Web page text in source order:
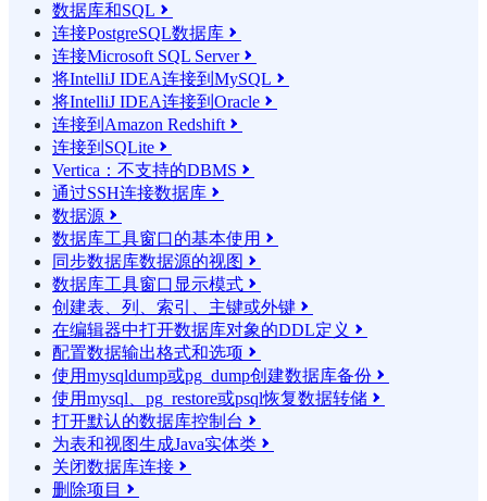
数据库和SQL 
连接PostgreSQL数据库 
连接Microsoft SQL Server
将IntelliJ IDEA连接到MySQL 
将IntelliJ IDEA连接到Oracle 
连接到Amazon Redshift 
连接到SQLite 
Vertica：不支持的DBMS 
通过SSH连接数据库 
数据源 
数据库工具窗口的基本使用 
同步数据库数据源的视图 
数据库工具窗口显示模式 
创建表、列、索引、主键或外键 
在编辑器中打开数据库对象的DDL定义 
配置数据输出格式和选项 
使用mysqldump或pg_dump创建数据库备份 
使用mysql、pg_restore或psql恢复数据转储 
打开默认的数据库控制台 
为表和视图生成Java实体类 
关闭数据库连接 
删除项目 